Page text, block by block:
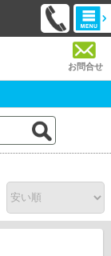
お問合せ